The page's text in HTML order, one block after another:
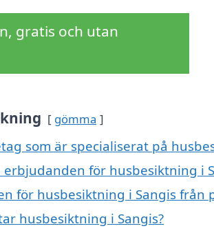
gratis och utan
gömma
som är specialiserat på
erbjudanden för husbesiktning i
för husbesiktning i Sangis från
husbesiktning i Sangis?